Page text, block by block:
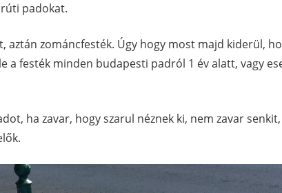
padokat.
aztán zománcfesték. Úgy hogy most majd kiderül,
a festék minden budapesti padról 1 év alatt, vagy
ha zavar, hogy szarul néznek ki, nem zavar